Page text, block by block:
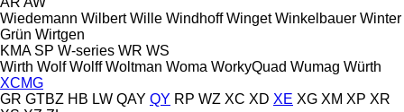
Wiedemann Wilbert Wille Windhoff Winget Winkelbauer Winter
Grün Wirtgen
KMA SP W-series WR WS
Wirth Wolf Wolff Woltman Woma WorkyQuad Wumag Würth
XCMG
GR GTBZ HB LW QAY QY RP WZ XC XD XE XG XM XP XR